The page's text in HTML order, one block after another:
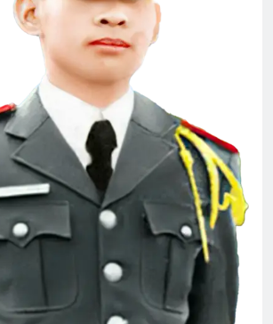
3 Years Ago
DẬY ĐI, CƠN ĐAU TÌNH ÁI!
(Rabindranath Tagore)
3 Years Ago
Tâm Sự Ngày Xuân
2 Years Ago
CSVSQ Nguyễn Văn Vĩnh K19